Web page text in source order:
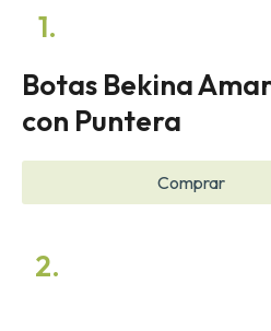
1.
Botas Bekina
con Puntera
Comprar
2.